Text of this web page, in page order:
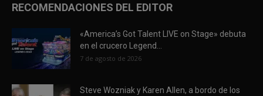
RECOMENDACIONES DEL EDITOR
«America’s Got Talent LIVE on Stage» debuta
en el crucero Legend...
7 de agosto de 2026
Steve Wozniak y Karen Allen, a bordo de los